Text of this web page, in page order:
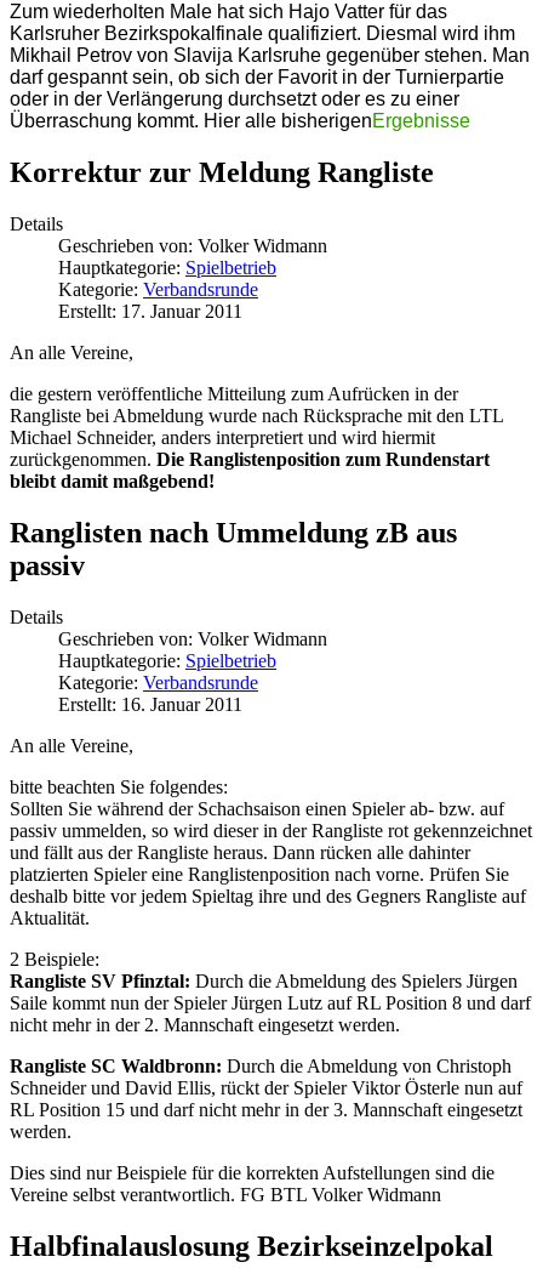
Zum wiederholten Male hat sich Hajo Vatter für das
Karlsruher Bezirkspokalfinale qualifiziert. Diesmal wird ihm
Mikhail Petrov von Slavija Karlsruhe gegenüber stehen. Man
darf gespannt sein, ob sich der Favorit in der Turnierpartie
oder in der Verlängerung durchsetzt oder es zu einer
Überraschung kommt. Hier alle bisherigenErgebnisse
Korrektur zur Meldung Rangliste
Details
Geschrieben von: Volker Widmann
Hauptkategorie: Spielbetrieb
Kategorie: Verbandsrunde
Erstellt: 17. Januar 2011
An alle Vereine,
die gestern veröffentliche Mitteilung zum Aufrücken in der
Rangliste bei Abmeldung wurde nach Rücksprache mit den LTL
Michael Schneider, anders interpretiert und wird hiermit
zurückgenommen. Die Ranglistenposition zum Rundenstart
bleibt damit maßgebend!
Ranglisten nach Ummeldung zB aus
passiv
Details
Geschrieben von: Volker Widmann
Hauptkategorie: Spielbetrieb
Kategorie: Verbandsrunde
Erstellt: 16. Januar 2011
An alle Vereine,
bitte beachten Sie folgendes:
Sollten Sie während der Schachsaison einen Spieler ab- bzw. auf
passiv ummelden, so wird dieser in der Rangliste rot gekennzeichnet
und fällt aus der Rangliste heraus. Dann rücken alle dahinter
platzierten Spieler eine Ranglistenposition nach vorne. Prüfen Sie
deshalb bitte vor jedem Spieltag ihre und des Gegners Rangliste auf
Aktualität.
2 Beispiele:
Rangliste SV Pfinztal: Durch die Abmeldung des Spielers Jürgen
Saile kommt nun der Spieler Jürgen Lutz auf RL Position 8 und darf
nicht mehr in der 2. Mannschaft eingesetzt werden.
Rangliste SC Waldbronn: Durch die Abmeldung von Christoph
Schneider und David Ellis, rückt der Spieler Viktor Österle nun auf
RL Position 15 und darf nicht mehr in der 3. Mannschaft eingesetzt
werden.
Dies sind nur Beispiele für die korrekten Aufstellungen sind die
Vereine selbst verantwortlich. FG BTL Volker Widmann
Halbfinalauslosung Bezirkseinzelpokal